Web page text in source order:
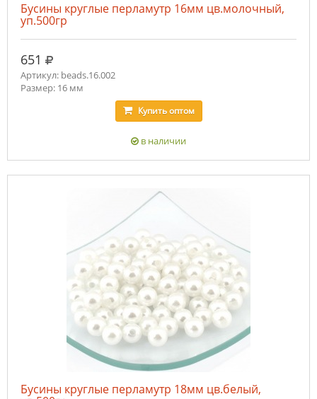
Бусины круглые перламутр 16мм цв.молочный,
уп.500гр
651 руб.
Артикул: beads.16.002
Размер: 16 мм
Купитьоптом
в наличии
Бусины круглые перламутр 18мм цв.белый,